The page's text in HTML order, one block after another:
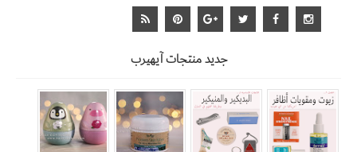
جديد منتجات آيهيرب